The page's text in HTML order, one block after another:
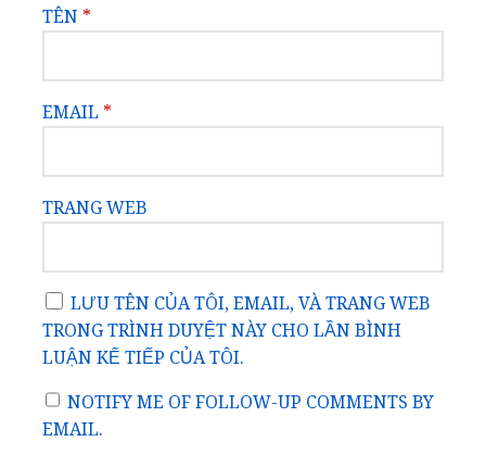
TÊN *
EMAIL *
TRANG WEB
LƯU TÊN CỦA TÔI, EMAIL, VÀ TRANG WEB
TRONG TRÌNH DUYỆT NÀY CHO LẦN BÌNH
LUẬN KẾ TIẾP CỦA TÔI.
NOTIFY ME OF FOLLOW-UP COMMENTS BY
EMAIL.